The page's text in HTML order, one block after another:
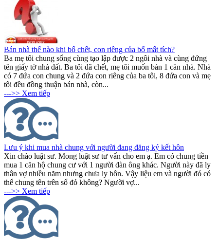
Bán nhà thế nào khi bố chết, con riêng của bố mất tích?
Ba mẹ tôi chung sống cùng tạo lập được 2 ngôi nhà và cùng đứng
tên giấy tờ nhà đất. Ba tôi đã chết, mẹ tôi muốn bán 1 căn nhà. Nhà
có 7 đứa con chung và 2 đứa con riêng của ba tôi, 8 đứa con và mẹ
tôi đều đồng thuận bán nhà, còn...
--->> Xem tiếp
Lưu ý khi mua nhà chung với người đang đăng ký kết hôn
Xin chào luật sư. Mong luật sư tư vấn cho em ạ. Em có chung tiền
mua 1 căn hộ chung cư với 1 người đàn ông khác. Người này đã ly
thân vợ nhiều năm nhưng chưa ly hôn. Vậy liệu em và người đó có
thể chung tên trên sổ đỏ không? Người vợ...
--->> Xem tiếp